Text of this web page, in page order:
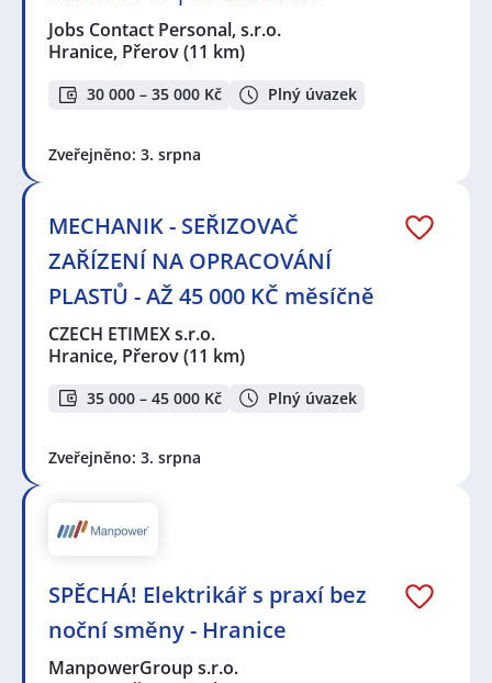
Jobs Contact Personal, s.r.o.
Hranice, Přerov(11 km)
30 000 – 35 000 Kč Plný úvazek
Zveřejněno: 3. srpna
MECHANIK - SEŘIZOVAČ
ZAŘÍZENÍ NA OPRACOVÁNÍ
PLASTŮ - AŽ 45 000 KČ měsíčně
CZECH ETIMEX s.r.o.
Hranice, Přerov(11 km)
35 000 – 45 000 Kč Plný úvazek
Zveřejněno: 3. srpna
SPĚCHÁ! Elektrikář s praxí bez
noční směny - Hranice
ManpowerGroup s.r.o.